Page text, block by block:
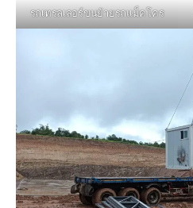
รถเทรลเลอร์ขนย้ายรถแม็คโคร